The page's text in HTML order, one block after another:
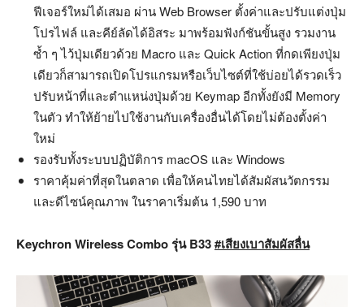
ฟีเจอร์ใหม่ได้เสมอ ผ่าน Web Browser ตั้งค่าและปรับแต่งปุ่ม
โปรไฟล์ และคีย์ลัดได้อิสระ มาพร้อมฟังก์ชันขั้นสูง รวมงาน
ซ้ำ ๆ ไว้ปุ่มเดียวด้วย Macro และ Quick Action ที่กดเพียงปุ่ม
เดียวก็สามารถเปิดโปรแกรมหรือเว็บไซต์ที่ใช้บ่อยได้รวดเร็ว
ปรับหน้าที่และตำแหน่งปุ่มด้วย Keymap อีกทั้งยังมี Memory
ในตัว ทำให้ย้ายไปใช้งานกับเครื่องอื่นได้โดยไม่ต้องตั้งค่า
ใหม่
รองรับทั้งระบบปฏิบัติการ macOS และ Windows
ราคาคุ้มค่าที่สุดในตลาด เพื่อให้คนไทยได้สัมผัสนวัตกรรม
และดีไซน์คุณภาพ ในราคาเริ่มต้น 1,590 บาท
Keychron Wireless Combo รุ่น B33#เสียงเบาสัมผัสลื่น